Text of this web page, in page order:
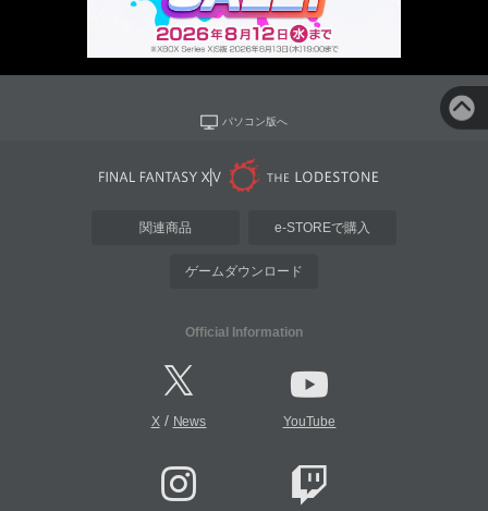
パソコン版へ
関連商品 e-STOREで購入
ゲームダウンロード
Official Information
X/ News YouTube